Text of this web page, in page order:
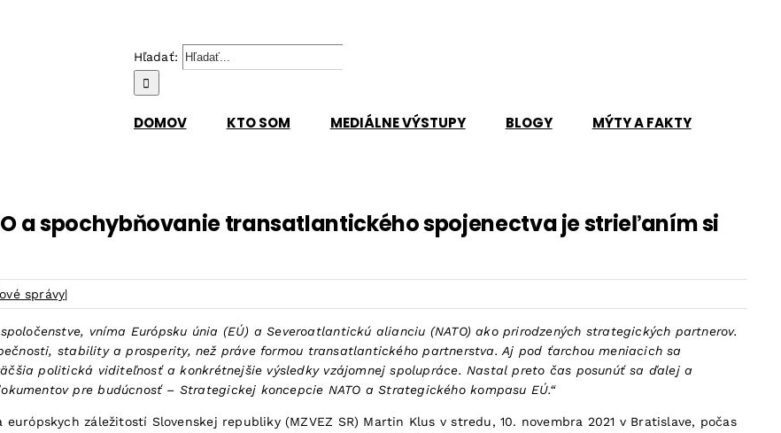
Hľadať:
DOMOV KTO SOM MEDIÁLNE VÝSTUPY BLOGY MÝTY A FAKTY
a spochybňovanie transatlantického spojenectva je strieľaním si
správy|
vníma Európsku únia (EÚ) a Severoatlantickú alianciu (NATO) ako prirodzených strategických partnerov.
stability a prosperity, než práve formou transatlantického partnerstva. Aj pod ťarchou meniacich sa
politická viditeľnosť a konkrétnejšie výsledky vzájomnej spolupráce. Nastal preto čas posunúť sa ďalej a
pre budúcnosť – Strategickej koncepcie NATO a Strategického kompasu EÚ.“
záležitostí Slovenskej republiky (MZVEZ SR) Martin Klus v stredu, 10. novembra 2021 v Bratislave, počas